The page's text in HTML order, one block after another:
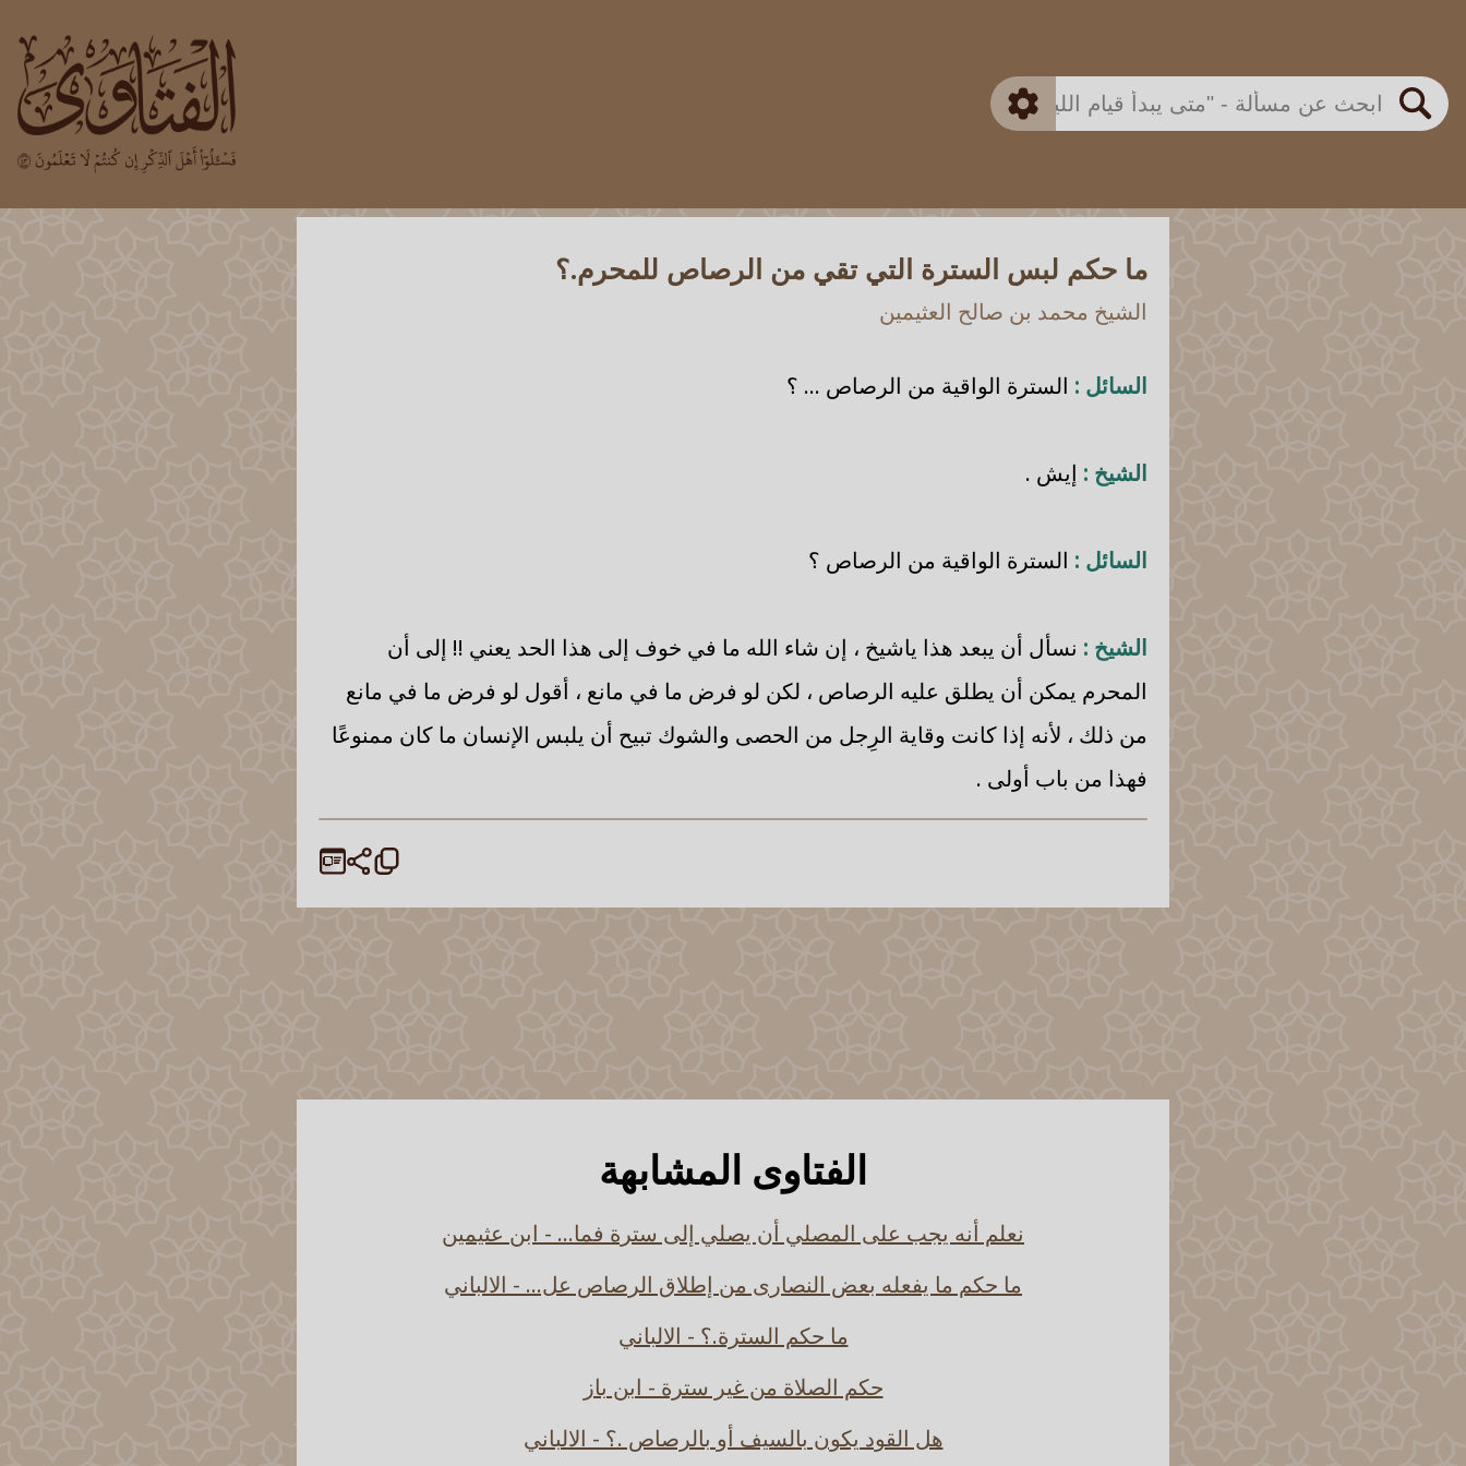
بحث
اللجنة الدائمة
متقدم
ما حكم لبس السترة التي تقي من الرصاص للمحرم.؟
الشيخ محمد بن صالح العثيمين
السائل : السترة الواقية من الرصاص ... ؟
الشيخ : إيش .
السائل : السترة الواقية من الرصاص ؟
الشيخ : نسأل أن يبعد هذا ياشيخ ، إن شاء الله ما في خوف إلى هذا الحد يعني !! إلى أن
المحرم يمكن أن يطلق عليه الرصاص ، لكن لو فرض ما في مانع ، أقول لو فرض ما في مانع
من ذلك ، لأنه إذا كانت وقاية الرِجل من الحصى والشوك تبيح أن يلبس الإنسان ما كان ممنوعًا
فهذا من باب أولى .
الفتاوى المشابهة
نعلم أنه يجب على المصلي أن يصلي إلى سترة فما... - ابن عثيمين
ما حكم ما يفعله بعض النصارى من إطلاق الرصاص عل... - الالباني
ما حكم السترة.؟ - الالباني
حكم الصلاة من غير سترة - ابن باز
هل القود يكون بالسيف أو بالرصاص .؟ - الالباني